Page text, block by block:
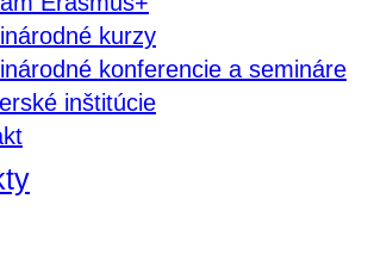
kurzy
konferencie a semináre
inštitúcie